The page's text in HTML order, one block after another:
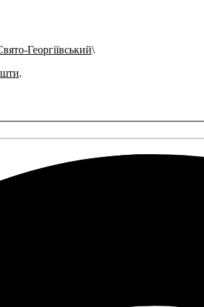
Георгіївський
.